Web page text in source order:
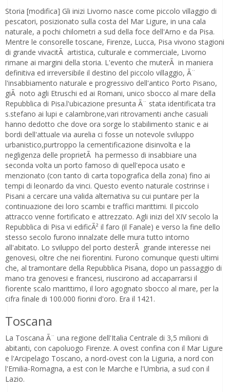
Storia [modifica] Gli inizi Livorno nasce come piccolo villaggio di
pescatori, posizionato sulla costa del Mar Ligure, in una cala
naturale, a pochi chilometri a sud della foce dell'Arno e da Pisa.
Mentre le consorelle toscane, Firenze, Lucca, Pisa vivono stagioni
di grande vivacitÃ artistica, culturale e commerciale, Livorno
rimane ai margini della storia. L'evento che muterÃ in maniera
definitiva ed irreversibile il destino del piccolo villaggio, Ã¨
l'insabbiamento naturale e progressivo dell'antico Porto Pisano,
giÃ noto agli Etruschi ed ai Romani, unico sbocco al mare della
Repubblica di Pisa.l'ubicazione presunta Ã¨ stata identificata tra
s.stefano ai lupi e calambrone,vari ritrovamenti anche casuali
hanno dedotto che dove ora sorge lo stabilimento stanic e ai
bordi dell'attuale via aurelia ci fosse un notevole sviluppo
urbanistico,purtroppo la cementificazione disinvolta e la
negligenza delle proprietÃ ha permesso di insabbiare una
seconda volta un porto famoso di quell'epoca usato e
menzionato (con tanto di carta topografica della zona) fino ai
tempi di leonardo da vinci. Questo evento naturale costrinse i
Pisani a cercare una valida alternativa su cui puntare per la
continuazione dei loro scambi e traffici marittimi. Il piccolo
attracco venne fortificato e attrezzato. Agli inizi del XIV secolo la
Repubblica di Pisa vi edificÃ² il faro (il Fanale) e verso la fine dello
stesso secolo furono innalzate delle mura tutto intorno
all'abitato. Lo sviluppo del porto desterÃ grande interesse nei
genovesi, oltre che nei fiorentini. Furono comunque questi ultimi
che, al tramontare della Repubblica Pisana, dopo un passaggio di
mano tra genovesi e francesi, riuscirono ad accaparrarsi il
fiorente scalo marittimo, il loro agognato sbocco al mare, per la
cifra finale di 100.000 fiorini d'oro. Era il 1421.
Toscana
La Toscana Ã¨ una regione dell'Italia Centrale di 3,5 milioni di
abitanti, con capoluogo Firenze. A ovest confina con il Mar Ligure
e l'Arcipelago Toscano, a nord-ovest con la Liguria, a nord con
l'Emilia-Romagna, a est con le Marche e l'Umbria, a sud con il
Lazio.